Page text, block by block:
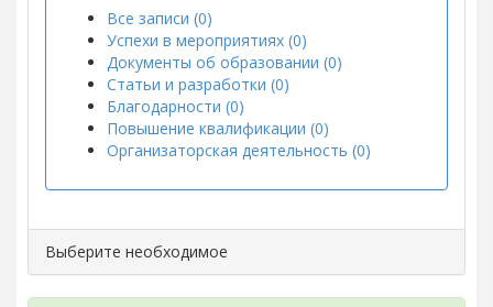
Все записи (0)
Успехи в мероприятиях (0)
Документы об образовании (0)
Статьи и разработки (0)
Благодарности (0)
Повышение квалификации (0)
Организаторская деятельность (0)
Выберите необходимое